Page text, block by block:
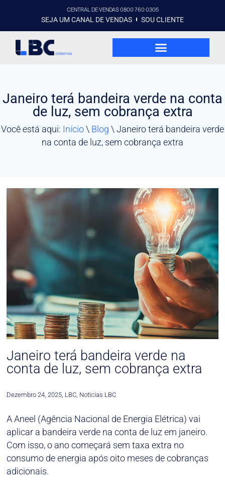
CENTRAL DE VENDAS 0800 760 0305
SEJA UM CANAL DE VENDAS SOU CLIENTE
Janeiro terá bandeira verde na conta
de luz, sem cobrança extra
Você está aqui: Início\ Blog \ Janeiro terá bandeira verde
na conta de luz, sem cobrança extra
Janeiro terá bandeira verde na
conta de luz, sem cobrança extra
Dezembro 24, 2025, LBC, Noticias LBC
A Aneel (Agência Nacional de Energia Elétrica) vai
aplicar a bandeira verde na conta de luz em janeiro.
Com isso, o ano começará sem taxa extra no
consumo de energia após oito meses de cobranças
adicionais.